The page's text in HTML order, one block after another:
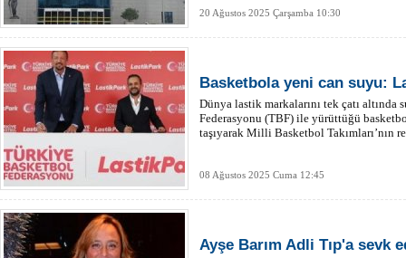
20 Ağustos 2025 Çarşamba 10:30
Basketbola yeni can suyu:
Dünya lastik markalarını tek çatı
Federasyonu (TBF) ile yürüttüğü
taşıyarak Milli Basketbol Takımları’nın
08 Ağustos 2025 Cuma 12:45
Ayşe Barım Adli Tıp'a sevk